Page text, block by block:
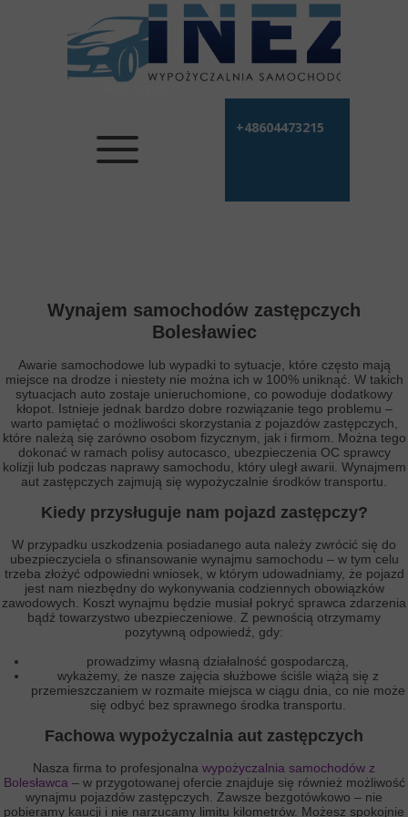
Wynajem samochodów zastępczych
Bolesławiec
Awarie samochodowe lub wypadki to sytuacje, które często mają
miejsce na drodze i niestety nie można ich w 100% uniknąć. W takich
sytuacjach auto zostaje unieruchomione, co powoduje dodatkowy
kłopot. Istnieje jednak bardzo dobre rozwiązanie tego problemu –
warto pamiętać o możliwości skorzystania z pojazdów zastępczych,
które należą się zarówno osobom fizycznym, jak i firmom. Można tego
dokonać w ramach polisy autocasco, ubezpieczenia OC sprawcy
kolizji lub podczas naprawy samochodu, który uległ awarii. Wynajmem
aut zastępczych zajmują się wypożyczalnie środków transportu.
Kiedy przysługuje nam pojazd zastępczy?
W przypadku uszkodzenia posiadanego auta należy zwrócić się do
ubezpieczyciela o sfinansowanie wynajmu samochodu – w tym celu
trzeba złożyć odpowiedni wniosek, w którym udowadniamy, że pojazd
jest nam niezbędny do wykonywania codziennych obowiązków
zawodowych. Koszt wynajmu będzie musiał pokryć sprawca zdarzenia
bądź towarzystwo ubezpieczeniowe. Z pewnością otrzymamy
pozytywną odpowiedź, gdy:
prowadzimy własną działalność gospodarczą,
wykażemy, że nasze zajęcia służbowe ściśle wiążą się z
przemieszczaniem w rozmaite miejsca w ciągu dnia, co nie może
się odbyć bez sprawnego środka transportu.
Fachowa wypożyczalnia aut zastępczych
Nasza firma to profesjonalna wypożyczalnia samochodów z
Bolesławca – w przygotowanej ofercie znajduje się również możliwość
wynajmu pojazdów zastępczych. Zawsze bezgotówkowo – nie
pobieramy kaucji i nie narzucamy limitu kilometrów. Możesz spokojnie
+48604473215
Auto serwis